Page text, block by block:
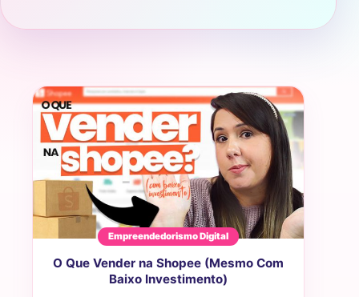
Empreendedorismo Digital
O Que Vender na Shopee (Mesmo Com
Baixo Investimento)